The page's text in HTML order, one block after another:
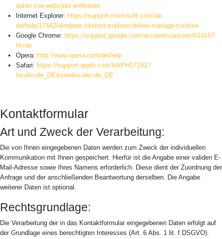
daten-von-websites-entfernen
Internet Explorer: https://support.microsoft.com/de-
de/help/17442/windows-internet-explorer-delete-manage-cookies
Google Chrome: https://support.google.com/accounts/answer/61416?
hl=de
Opera: http://www.opera.com/de/help
Safari: https://support.apple.com/kb/PH17191?
locale=de_DE&viewlocale=de_DE
Kontaktformular
Art und Zweck der Verarbeitung:
Die von Ihnen eingegebenen Daten werden zum Zweck der individuellen
Kommunikation mit Ihnen gespeichert. Hierfür ist die Angabe einer validen E-
Mail-Adresse sowie Ihres Namens erforderlich. Diese dient der Zuordnung der
Anfrage und der anschließenden Beantwortung derselben. Die Angabe
weiterer Daten ist optional.
Rechtsgrundlage:
Die Verarbeitung der in das Kontaktformular eingegebenen Daten erfolgt auf
der Grundlage eines berechtigten Interesses (Art. 6 Abs. 1 lit. f DSGVO).